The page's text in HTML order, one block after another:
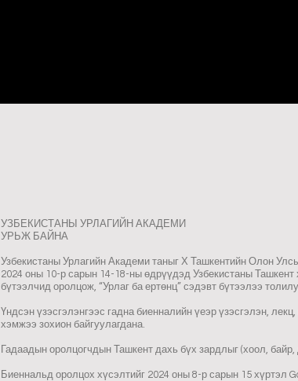
УЗБЕКИСТАНЫ УРЛАГИЙН АКАДЕМИ
УРЬЖ БАЙНА
Узбекистаны Урлагийн Академи таныг Х Ташкентийн Олон
2024 оны 10-р сарын 14-18-ны өдрүүдэд Узбекистаны Ташкент
бүтээлчид оролцож, “Урлаг ба ертөнц” сэдэвт бүтээлээ
Үндсэн үзэсгэлэнгээс гадна биенналийн үеэр үзэсгэлэн,
хэмжээ зохион байгуулагдана.
Гадаадын оролцогчдын Ташкент дахь бүх зардлыг (хоол,
Биеннальд оролцох хүсэлтийг 2024 оны 8-р сарын 15 хүртэл